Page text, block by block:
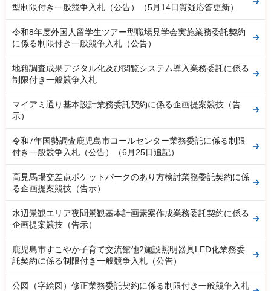
型制限付き一般競争入札（公告）（5月14日質疑応答更新）
令和8年度外国人留学生ツアー型職場見学会実施業務委託契約
に係る制限付き一般競争入札（公告）
地籍調査成果デジタル化及び閲覧システム導入業務委託に係る
制限付き一般競争入札
マイアミ通り基本設計業務委託契約に係る企画提案競技（告
示）
令和7年国勢調査鹿児島市コールセンター業務委託に係る制限
付き一般競争入札（公告）（6月25日追記）
高見馬場交差点ポケットパークのあり方検討業務委託契約に係
る企画提案競技（告示）
水辺景観エリア夜間景観基本計画素案作成業務委託契約に係る
企画提案競技（告示）
鹿児島市すこやか子育て交流館他2施設照明器具LED化業務委
託契約に係る制限付き一般競争入札（公告）
公図（字絵図）修正業務委託契約に係る制限付き一般競争入札